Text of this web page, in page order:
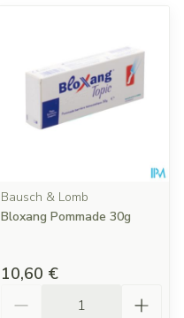
Bausch & Lomb
Bloxang Pommade 30g
10,60 €